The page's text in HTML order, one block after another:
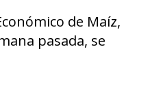
de Maíz,
pasada, se